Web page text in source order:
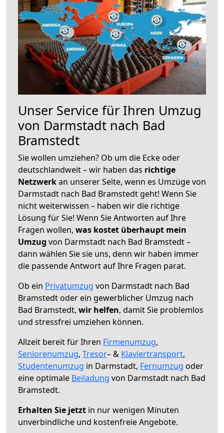
Unser Service für Ihren Umzug
von Darmstadt nach Bad
Bramstedt
Sie wollen umziehen? Ob um die Ecke oder
deutschlandweit – wir haben das richtige
Netzwerkan unserer Seite, wenn es Umzüge von
Darmstadt nach Bad Bramstedt geht! Wenn Sie
nicht weiterwissen – haben wir die richtige
Lösung für Sie! Wenn Sie Antworten auf Ihre
Fragen wollen, was kostet überhaupt mein
Umzug von Darmstadt nach Bad Bramstedt –
dann wählen Sie sie uns, denn wir haben immer
die passende Antwort auf Ihre Fragen parat.
Ob ein Privatumzug von Darmstadt nach Bad
Bramstedt oder ein gewerblicher Umzug nach
Bad Bramstedt, wir helfen, damit Sie problemlos
und stressfrei umziehen können.
Allzeit bereit für Ihren Firmenumzug,
Seniorenumzug, Tresor– & Klaviertransport,
Studentenumzug in Darmstadt, Fernumzug oder
eine optimale Beiladung von Darmstadt nach Bad
Bramstedt.
Erhalten Sie jetzt in nur wenigen Minuten
unverbindliche und kostenfreie Angebote.